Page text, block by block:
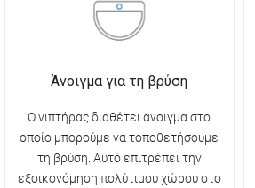
Άνοιγμα για τη βρύση
Ο νιπτήρας διαθέτει άνοιγμα στο
οποίο μπορούμε να τοποθετήσουμε
τη βρύση. Αυτό επιτρέπει την
εξοικονόμηση πολύτιμου χώρου στο